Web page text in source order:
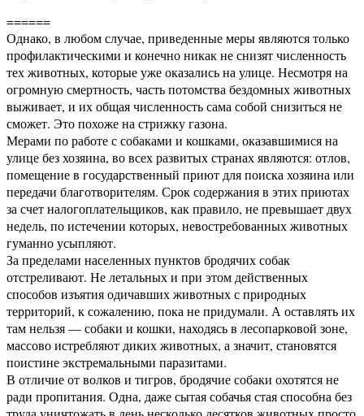
======
Однако, в любом случае, приведенные меры являются только
профилактическими и конечно никак не снизят численность
тех животных, которые уже оказались на улице. Несмотря на
огромную смертность, часть потомства бездомных животных
выживает, и их общая численность сама собой снизиться не
сможет. Это похоже на стрижку газона.
Мерами по работе с собаками и кошками, оказавшимися на
улице без хозяина, во всех развитых странах являются: отлов,
помещение в государственный приют для поиска хозяина или
передачи благотворителям. Срок содержания в этих приютах
за счет налогоплательщиков, как правило, не превышает двух
недель, по истечении которых, невостребованных животных
гуманно усыпляют.
За пределами населенных пунктов бродячих собак
отстреливают. Не летальных и при этом действенных
способов изъятия одичавших животных с природных
территорий, к сожалению, пока не придумали. А оставлять их
там нельзя — собаки и кошки, находясь в лесопарковой зоне,
массово истребляют диких животных, а значит, становятся
поистине экстремальными паразитами.
В отличие от волков и тигров, бродячие собаки охотятся не
ради пропитания. Одна, даже сытая собачья стая способна без